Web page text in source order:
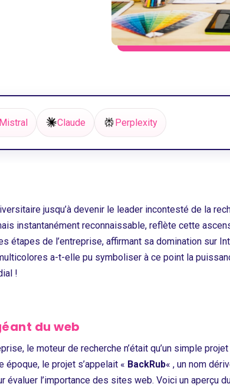
Mistral Claude Perplexity
jusqu’à devenir le leader incontesté de la
instantanément reconnaissable, reflète cette
étapes de l’entreprise, affirmant sa domination sur
a-t-elle pu symboliser à ce point la
!
du web
le moteur de recherche n’était qu’un simple
époque, le projet s’appelait « BackRub« , un nom
évaluer l’importance des sites web. Voici un aperçu